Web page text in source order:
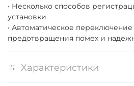
• Несколько способов
установки
• Автоматическое переключение
предотвращения помех и
Характеристики